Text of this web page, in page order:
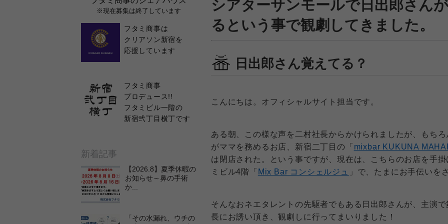
シアターサンモールで日出郎さん
るという事で観劇してきました。
日出郎さん覚えてる？
こんにちは。オフィシャルサイト担当です。
ある朝、この様な声を二村社長からかけられましたが、もち
がママを務めるお店、新宿二丁目の「 mixbar KUKUNA
は閉店された。という事ですが、現在は、こちらのお店を手
ミビル4階「 Mix Bar コンシェルジュ 」で、たまにお手伝いを
そんなおネエタレントの先駆者でもある日出郎さんが、主演
長にお誘い頂き、観劇しに行ってまいりました！
※現在募集は終了しています
フタミ商事は
クリアソン新宿を
応援しています
フタミ商事
プロデュース!!
フタミビル一階の
新宿弐丁目横丁です
新着記事
【2026.8】夏季休暇の
お知らせ～鼻の手術
か...
「その水漏れ、ウチの